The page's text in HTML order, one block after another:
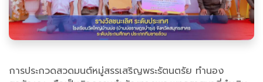
การประกวดสวดมนต์หมู่สรรเสริญพระรัตนตรัย ทำนอง